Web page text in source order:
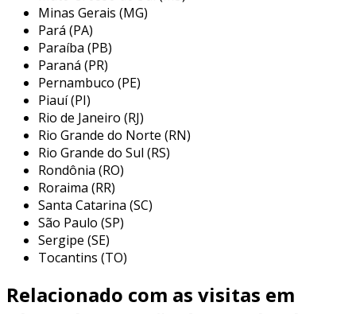
renovado.
principais serviços oferecidos por
empresas de locação de notebook
as empresas de locação de notebook em são
paulo costumam oferecer não apenas a locação
em si, mas também uma gama de serviços
complementares que podem agregar valor à
experiência do cliente. esses serviços vão desde
a entrega e configuração do equipamento até
soluções de suporte técnico, garantindo que os
usuários tenham uma experiência tranquila e
eficaz. abaixo estão algumas das principais
modelos variados:disponibilidade de
Minas Gerais (MG)
Pará (PA)
Paraíba (PB)
Paraná (PR)
Pernambuco (PE)
Piauí (PI)
Rio de Janeiro (RJ)
Rio Grande do Norte (RN)
Rio Grande do Sul (RS)
Rondônia (RO)
Roraima (RR)
Santa Catarina (SC)
São Paulo (SP)
Sergipe (SE)
Tocantins (TO)
Relacionado com as visitas em